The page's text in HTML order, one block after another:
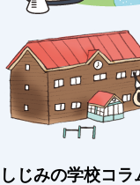
しじみの学校コラ